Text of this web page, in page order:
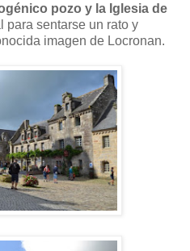
pozo y la Iglesia de
para sentarse un rato y
imagen de Locronan.